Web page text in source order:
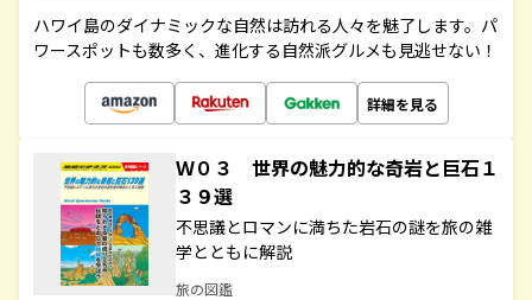
ハワイ島のダイナミックな自然は訪れる人々を魅了します。パ
ワースポットも数多く、進化する自然派グルメも見逃せない！
詳細を見る
Ｗ０３ 世界の魅力的な奇岩と巨石１
３９選
不思議とロマンに満ちた岩石の謎を旅の雑
学とともに解説
旅の図鑑